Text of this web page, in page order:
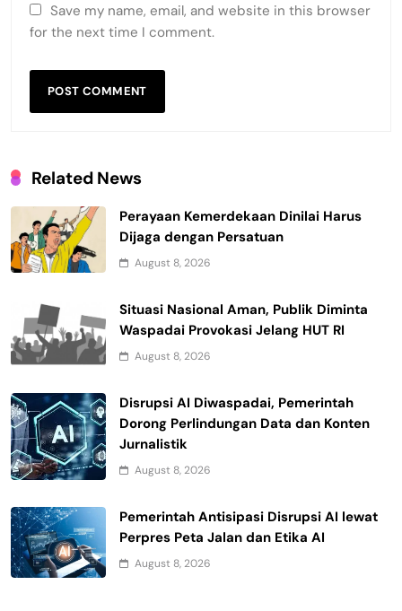
Save my name, email, and website in this browser
for the next time I comment.
Related News
Perayaan Kemerdekaan Dinilai Harus
Dijaga dengan Persatuan
August 8, 2026
Situasi Nasional Aman, Publik Diminta
Waspadai Provokasi Jelang HUT RI
August 8, 2026
Disrupsi AI Diwaspadai, Pemerintah
Dorong Perlindungan Data dan Konten
Jurnalistik
August 8, 2026
Pemerintah Antisipasi Disrupsi AI lewat
Perpres Peta Jalan dan Etika AI
August 8, 2026